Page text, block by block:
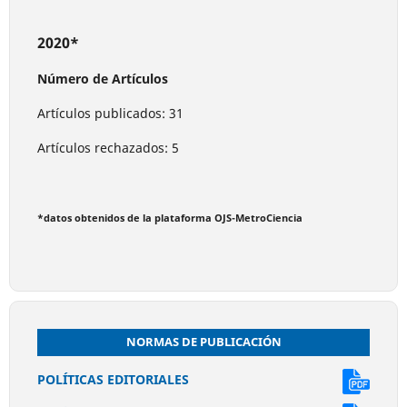
2020*
Número de Artículos
Artículos publicados: 31
Artículos rechazados: 5
*datos obtenidos de la plataforma OJS-MetroCiencia
NORMAS DE PUBLICACIÓN
POLÍTICAS EDITORIALES